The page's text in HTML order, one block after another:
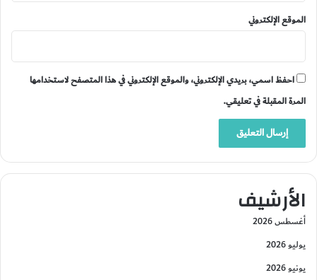
الموقع الإلكتروني
احفظ اسمي، بريدي الإلكتروني، والموقع الإلكتروني في هذا المتصفح لاستخدامها
المرة المقبلة في تعليقي.
الأرشيف
أغسطس 2026
يوليو 2026
يونيو 2026